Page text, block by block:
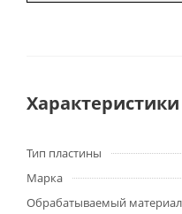
Характеристики
Тип пластины
Марка
Обрабатываемый материал